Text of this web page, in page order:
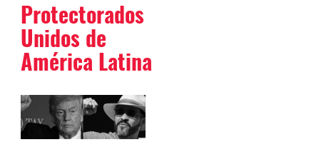
Protectorados
Unidos de
América Latina